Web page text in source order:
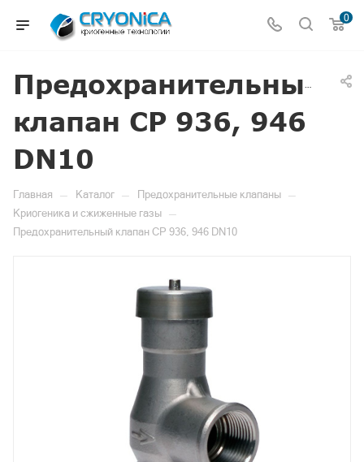
0
Предохранительный
клапан CP 936, 946
DN10
Главная — Каталог — Предохранительные клапаны —
Криогеника и сжиженные газы —
Предохранительный клапан CP 936, 946 DN10